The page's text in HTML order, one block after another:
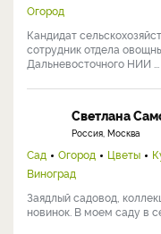
Огород
Кандидат
сотрудник отдела
Дальневосточного НИИ ...
Светлана
Россия, Москва
Сад Огород Цветы
Виноград
Заядлый садовод,
новинок. В моем саду в